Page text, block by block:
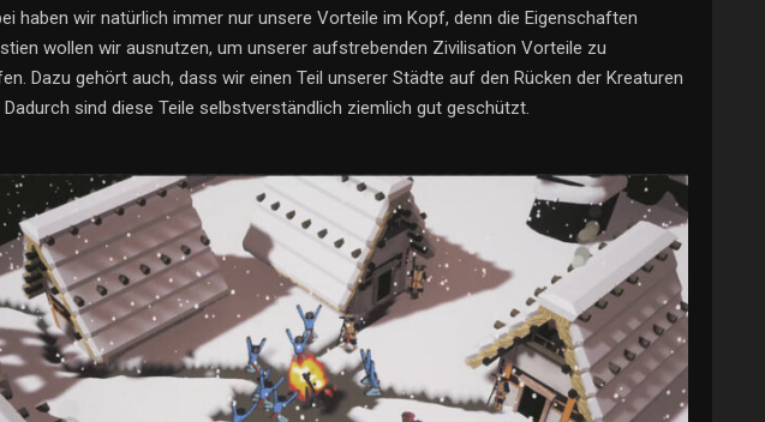
haben wir natürlich immer nur unsere Vorteile im Kopf, denn die Eigenschaften
wollen wir ausnutzen, um unserer aufstrebenden Zivilisation Vorteile zu
Dazu gehört auch, dass wir einen Teil unserer Städte auf den Rücken der Kreaturen
Dadurch sind diese Teile selbstverständlich ziemlich gut geschützt.